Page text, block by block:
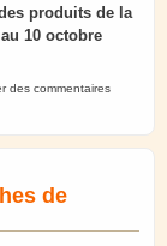
produits de la
10 octobre
des commentaires
de